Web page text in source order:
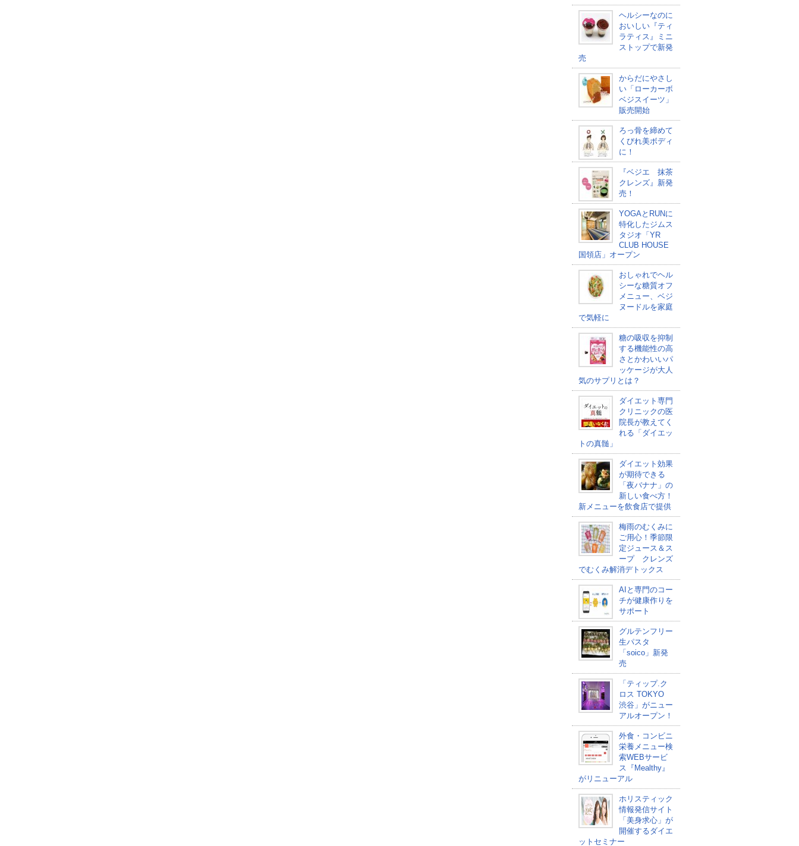
ヘルシーなのに
おいしい『ティ
ラティス』ミニ
ストップで新発
売
からだにやさし
い「ローカーボ
ベジスイーツ」
販売開始
ろっ骨を締めて
くびれ美ボディ
に！
『ベジエ 抹茶
クレンズ』新発
売！
YOGAとRUNに
特化したジムス
タジオ「YR
CLUB HOUSE
国領店」オープン
おしゃれでヘル
シーな糖質オフ
メニュー、ベジ
ヌードルを家庭
で気軽に
糖の吸収を抑制
する機能性の高
さとかわいいパ
ッケージが大人
気のサプリとは？
ダイエット専門
クリニックの医
院長が教えてく
れる「ダイエッ
トの真髄」
ダイエット効果
が期待できる
「夜バナナ」の
新しい食べ方！
新メニューを飲食店で提供
梅雨のむくみに
ご用心！季節限
定ジュース＆ス
ープ クレンズ
でむくみ解消デトックス
AIと専門のコー
チが健康作りを
サポート
グルテンフリー
生パスタ
「soico」新発
売
「ティップ.ク
ロス TOKYO
渋谷」がニュー
アルオープン！
外食・コンビニ
栄養メニュー検
索WEBサービ
ス『Mealthy』
がリニューアル
ホリスティック
情報発信サイト
「美身求心」が
開催するダイエ
ットセミナー